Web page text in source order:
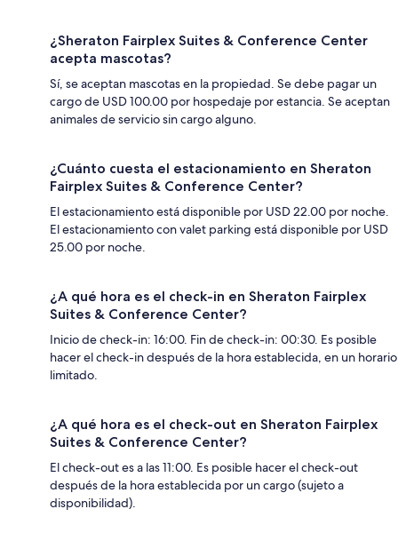
¿Sheraton Fairplex Suites & Conference Center
acepta mascotas?
Sí, se aceptan mascotas en la propiedad. Se debe pagar un
cargo de USD 100.00 por hospedaje por estancia. Se aceptan
animales de servicio sin cargo alguno.
¿Cuánto cuesta el estacionamiento en Sheraton
Fairplex Suites & Conference Center?
El estacionamiento está disponible por USD 22.00 por noche.
El estacionamiento con valet parking está disponible por USD
25.00 por noche.
¿A qué hora es el check-in en Sheraton Fairplex
Suites & Conference Center?
Inicio de check-in: 16:00. Fin de check-in: 00:30. Es posible
hacer el check-in después de la hora establecida, en un horario
limitado.
¿A qué hora es el check-out en Sheraton Fairplex
Suites & Conference Center?
El check-out es a las 11:00. Es posible hacer el check-out
después de la hora establecida por un cargo (sujeto a
disponibilidad).